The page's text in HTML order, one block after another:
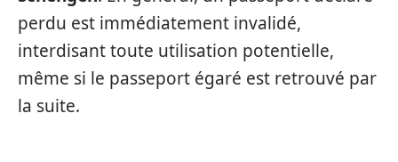
perdu est immédiatement invalidé,
interdisant toute utilisation potentielle,
même si le passeport égaré est retrouvé par
la suite.